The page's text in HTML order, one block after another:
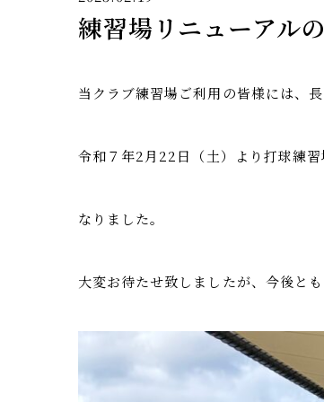
練習場リニューアル
当クラブ練習場ご利用の皆様には、
令和７年2月22日（土）より打球練
なりました。
大変お待たせ致しましたが、今後と